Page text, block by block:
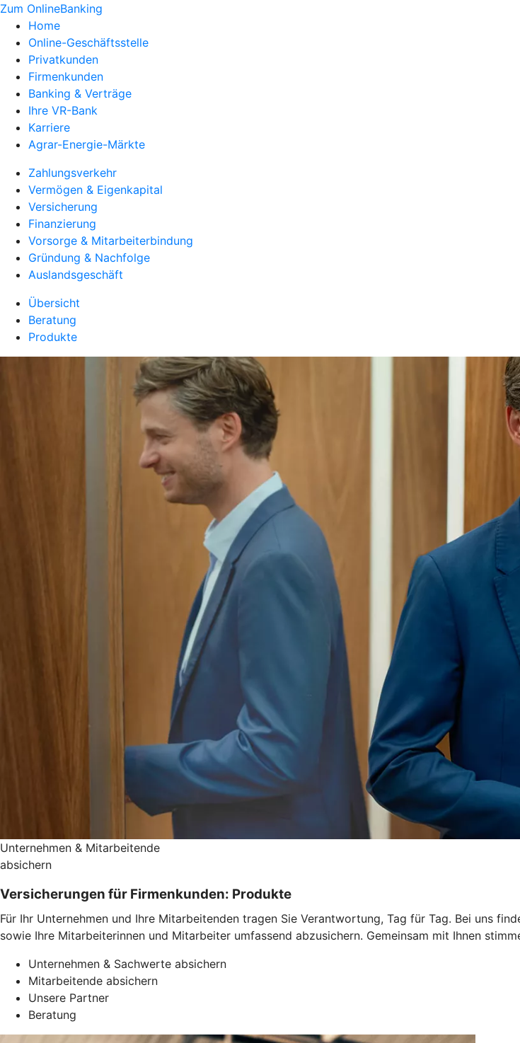
Zum OnlineBanking
Home
Online-Geschäftsstelle
Privatkunden
Firmenkunden
Banking & Verträge
Ihre VR-Bank
Karriere
Agrar-Energie-Märkte
Zahlungsverkehr
Vermögen & Eigenkapital
Versicherung
Finanzierung
Vorsorge & Mitarbeiterbindung
Gründung & Nachfolge
Auslandsgeschäft
Übersicht
Beratung
Produkte
Unternehmen & Mitarbeitende
absichern
Versicherungen für Firmenkunden: Produkte
Für Ihr Unternehmen und Ihre Mitarbeitenden tragen Sie Verantwortung, Tag für Tag. Bei uns
sowie Ihre Mitarbeiterinnen und Mitarbeiter umfassend abzusichern. Gemeinsam mit Ihnen
Unternehmen & Sachwerte absichern
Mitarbeitende absichern
Unsere Partner
Beratung